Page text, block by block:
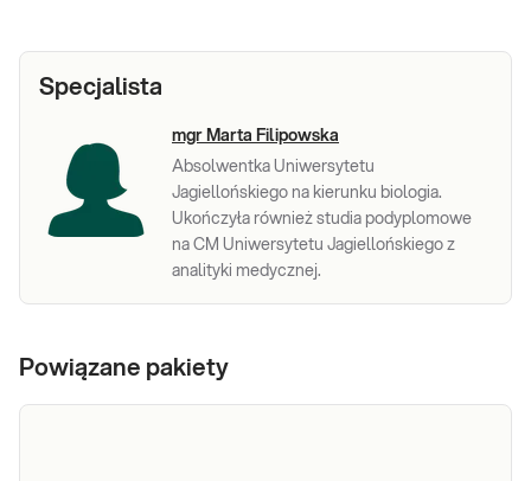
Specjalista
mgr Marta Filipowska
Absolwentka Uniwersytetu
Jagiellońskiego na kierunku biologia.
Ukończyła również studia podyplomowe
na CM Uniwersytetu Jagiellońskiego z
analityki medycznej.
Powiązane pakiety